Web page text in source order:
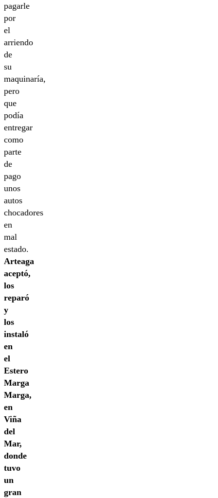
pagarle
por
el
arriendo
de
su
maquinaría,
pero
que
podía
entregar
como
parte
de
pago
unos
autos
chocadores
en
mal
estado.
Arteaga
aceptó,
los
reparó
y
los
instaló
en
el
Estero
Marga
Marga,
en
Viña
del
Mar,
donde
tuvo
un
gran